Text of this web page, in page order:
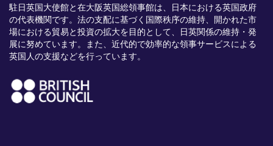
駐日英国大使館と在大阪英国総領事館は、日本における英国政府
の代表機関です。法の支配に基づく国際秩序の維持、開かれた市
場における貿易と投資の拡大を目的として、日英関係の維持・発
展に努めています。また、近代的で効率的な領事サービスによる
英国人の支援などを行っています。